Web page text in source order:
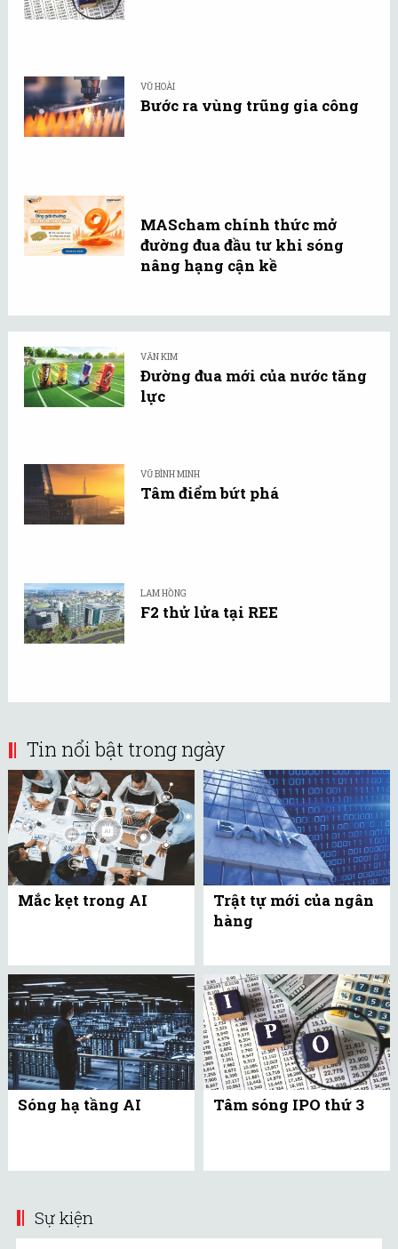
VŨ HOÀI
Bước ra vùng trũng gia công
MAScham chính thức mở
đường đua đầu tư khi sóng
nâng hạng cận kề
VĂN KIM
Đường đua mới của nước tăng
lực
VŨ BÌNH MINH
Tâm điểm bứt phá
LAM HỒNG
F2 thử lửa tại REE
Tin nổi bật trong ngày
Mắc kẹt trong AI
Trật tự mới của ngân
hàng
Sóng hạ tầng AI Tâm sóng IPO thứ 3
Sự kiện